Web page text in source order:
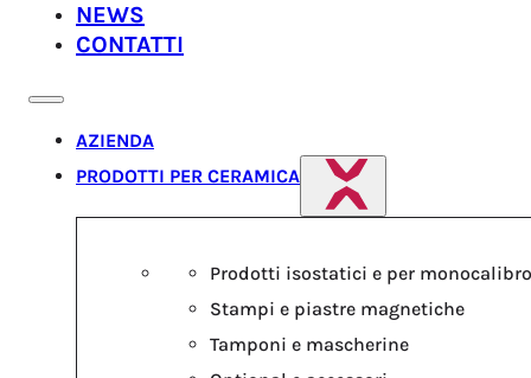
NEWS
CONTATTI
AZIENDA
PRODOTTI PER CERAMICA
Prodotti isostatici e per monocalibro
Stampi e piastre magnetiche
Tamponi e mascherine